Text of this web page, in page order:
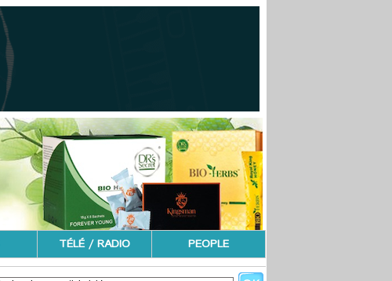
TÉLÉ / RADIO PEOPLE